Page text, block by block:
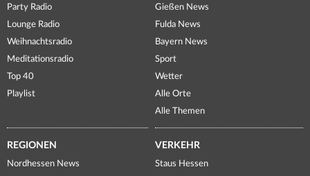
Party Radio
Lounge Radio
Weihnachtsradio
Meditationsradio
Top 40
Playlist
Gießen News
Fulda News
Bayern News
Sport
Wetter
Alle Orte
Alle Themen
REGIONEN
Nordhessen News
VERKEHR
Staus Hessen